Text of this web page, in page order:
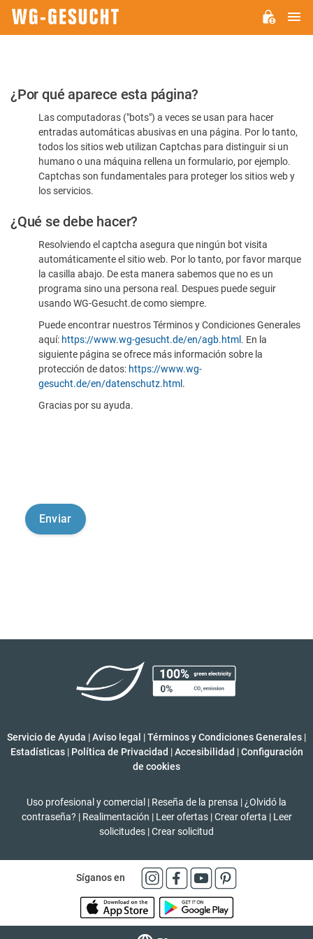
Por
favor,
confirme
humano
¿Por qué aparece esta página?
Las computadoras ("bots") a veces se usan para hacer
entradas automáticas abusivas en una página. Por lo tanto,
todos los sitios web utilizan Captchas para distinguir si un
humano o una máquina rellena un formulario, por ejemplo.
Captchas son fundamentales para proteger los sitios web y
los servicios.
¿Qué se debe hacer?
Resolviendo el captcha asegura que ningún bot visita
automáticamente el sitio web. Por lo tanto, por favor marque
la casilla abajo. De esta manera sabemos que no es un
programa sino una persona real. Despues puede seguir
usando WG-Gesucht.de como siempre.
Puede encontrar nuestros Términos y Condiciones Generales
aquí: https://www.wg-gesucht.de/en/agb.html . En la
siguiente página se ofrece más información sobre la
protección de datos: https://www.wg-
gesucht.de/en/datenschutz.html .
Gracias por su ayuda.
Servicio de Ayuda |Aviso legal |Términos y Condiciones Generales |
Estadísticas | Política de Privacidad | Accesibilidad | Configuración
de cookies
Uso profesional y comercial | Reseña de la prensa | ¿Olvidó la
contraseña? | Realimentación | Leer ofertas | Crear oferta | Leer
solicitudes |Crear solicitud
Síganos en